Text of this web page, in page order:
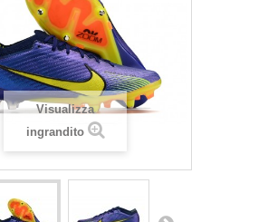
Visualizza
ingrandito